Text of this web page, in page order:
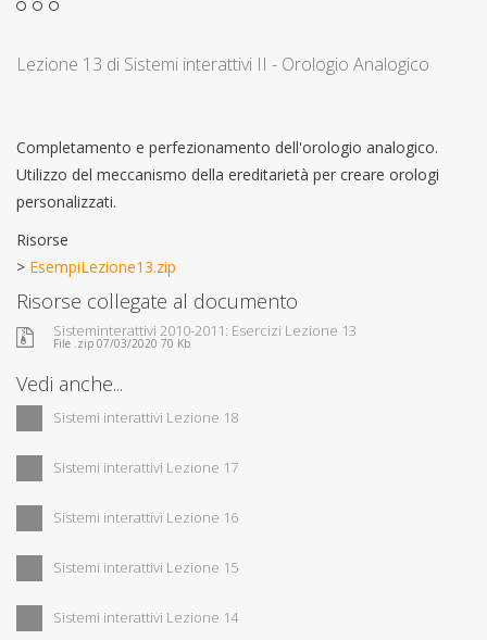
Lezione 13 di Sistemi interattivi II - Orologio Analogico
Completamento e perfezionamento dell'orologio analogico.
Utilizzo del meccanismo della ereditarietà per creare orologi
personalizzati.
Risorse
> EsempiLezione13.zip
Risorse collegate al documento
Sisteminterattivi 2010-2011: Esercizi Lezione 13
File .zip 07/03/2020 70 Kb
Vedi anche...
Sistemi interattivi Lezione 18
Sistemi interattivi Lezione 17
Sistemi interattivi Lezione 16
Sistemi interattivi Lezione 15
Sistemi interattivi Lezione 14